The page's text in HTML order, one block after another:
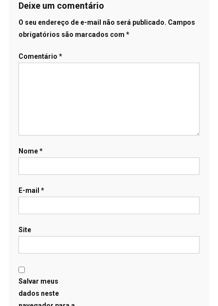
Deixe um comentário
O seu endereço de e-mail não será publicado. Campos
obrigatórios são marcados com *
Comentário *
Nome*
E-mail *
Site
Salvar meus
dados neste